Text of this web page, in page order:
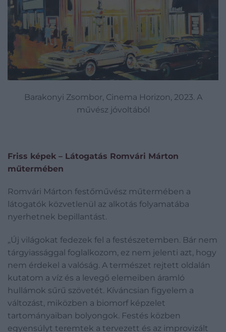
Barakonyi Zsombor, Cinema Horizon, 2023. A
művész jóvoltából
Friss képek – Látogatás Romvári Márton
műtermében
Romvári Márton festőművész műtermében a
látogatók közvetlenül az alkotás folyamatába
nyerhetnek bepillantást.
„Új világokat fedezek fel a festészetemben. Bár nem
tárgyiassággal foglalkozom, ez nem jelenti azt, hogy
nem érdekel a valóság. A természet rejtett oldalán
kutatom a víz és a levegő elemeiben áramló
hullámok sűrű szövetét. Kíváncsian figyelem a
változást, miközben a biomorf képzelet
tartományaiban bolyongok. Festés közben
egyensúlyt teremtek a tervezett és az improvizált